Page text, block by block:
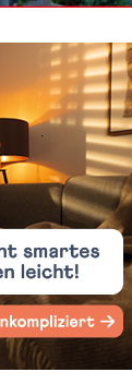
Suchen
nach: